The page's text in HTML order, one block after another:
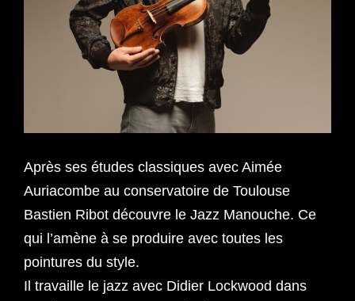
Après ses études classiques avec Aimée
Auriacombe au conservatoire de Toulouse
Bastien Ribot découvre le Jazz Manouche. Ce
qui l’amène à se produire avec toutes les
pointures du style.
Il travaille le jazz avec Didier Lockwood dans